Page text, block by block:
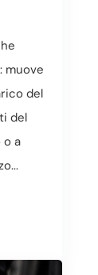
muove
del
del
o a